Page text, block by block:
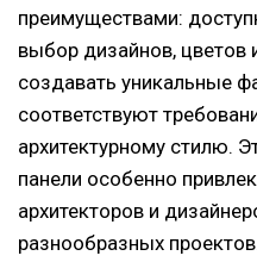
преимуществами:
выбор дизайнов, цветов
создавать уникальные
соответствуют
архитектурному стилю.
панели особенно
архитекторов и
разнообразных